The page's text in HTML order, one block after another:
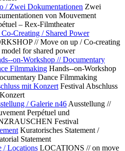
/ Zwei Dokumentationen Zwei
von Mouvement
– Rex-Filmtheater
Creating / Shared Power
// Move on up / Co-creating
model for shared power
on-Workshop // Documentary
Filmmaking Hands--on-Workshop
Dance Filmmaking
mit Konzert Festival Abschluss
/ Galerie n46 Ausstellung //
Perpétuel und
Festival
Kuratorisches Statement /
Statement
/ Locations LOCATIONS // on move